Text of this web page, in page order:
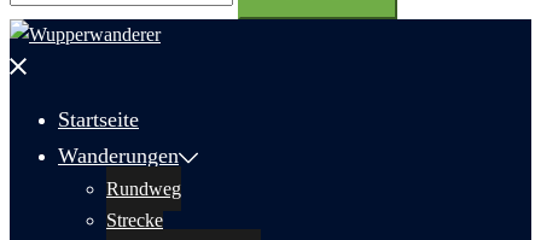
nach:
Menü
Startseite
Wanderungen
Rundweg
Strecke